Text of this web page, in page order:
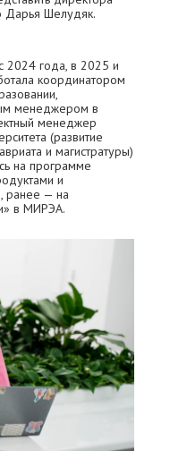
Дарья Шелудяк.
2024 года, в 2025 и
координатором
менеджером в
менеджер
(развитие
и магистратуры)
на программе
и
ранее — на
в МИРЭА.